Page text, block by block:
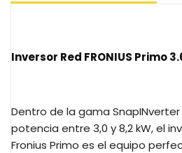
Inversor Red FRONIUS Primo
Dentro de la gama
potencia entre 3,0 y 8,2 kW, el
Fronius Primo es el equipo